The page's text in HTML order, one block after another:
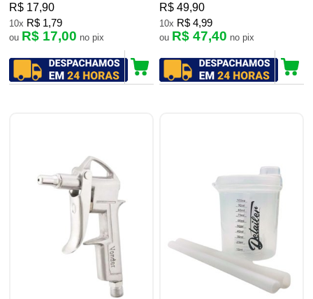
R$ 17,90
10x R$ 1,79
ou R$ 17,00 no pix
R$ 49,90
10x R$ 4,99
ou R$ 47,40 no pix